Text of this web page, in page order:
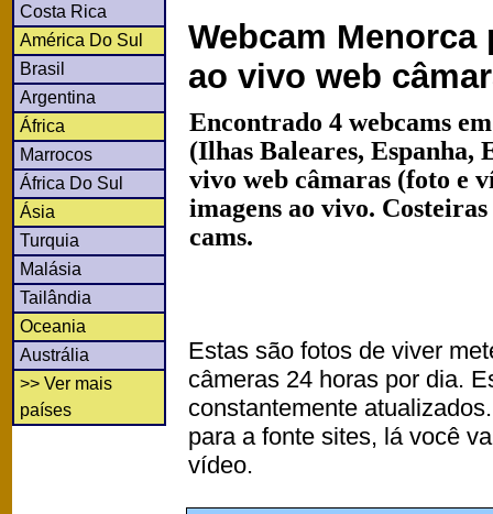
Costa Rica
América Do Sul
Brasil
Argentina
África
Marrocos
África Do Sul
Ásia
Turquia
Malásia
Tailândia
Oceania
Austrália
>> Ver mais
países
Webcam Menorca
ao vivo web
Encontrado 4 webcams
(Ilhas Baleares, Espanha,
vivo web câmaras (foto e
imagens ao vivo.
cams.
Estas são fotos de viver
câmeras 24 horas por dia.
constantemente
para a fonte sites, lá você
vídeo.